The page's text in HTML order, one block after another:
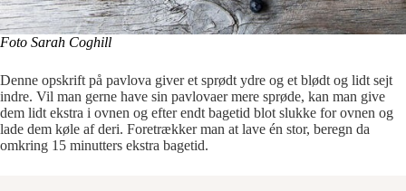
Foto Sarah Coghill
Denne opskrift på pavlova giver et sprødt ydre og et blødt og lidt sejt
indre. Vil man gerne have sin pavlovaer mere sprøde, kan man give
dem lidt ekstra i ovnen og efter endt bagetid blot slukke for ovnen og
lade dem køle af deri. Foretrækker man at lave én stor, beregn da
omkring 15 minutters ekstra bagetid.